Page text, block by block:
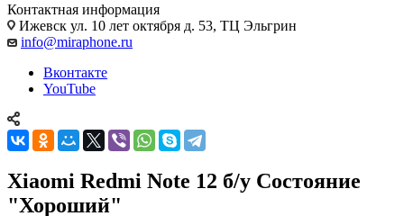
Контактная информация
Ижевск ул. 10 лет октября д. 53, ТЦ Эльгрин
info@miraphone.ru
Вконтакте
YouTube
Xiaomi Redmi Note 12 б/у Состояние
"Хороший"